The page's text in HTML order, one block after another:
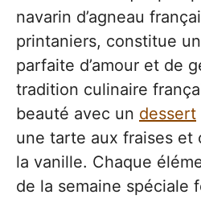
navarin d’agneau
printaniers, constitue
parfaite d’amour et de
tradition culinaire
beauté avec un dessert
une tarte aux fraises et
la vanille. Chaque
de la semaine spéciale